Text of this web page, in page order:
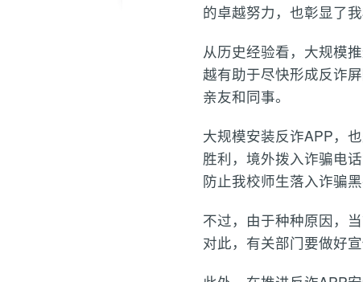
的卓越努力，也彰显了
从历史经验看，大规模
越有助于尽快形成反诈
亲友和同事。
大规模安装反诈APP，
胜利，境外拨入诈骗电
防止我校师生落入诈骗
不过，由于种种原因，
对此，有关部门要做好